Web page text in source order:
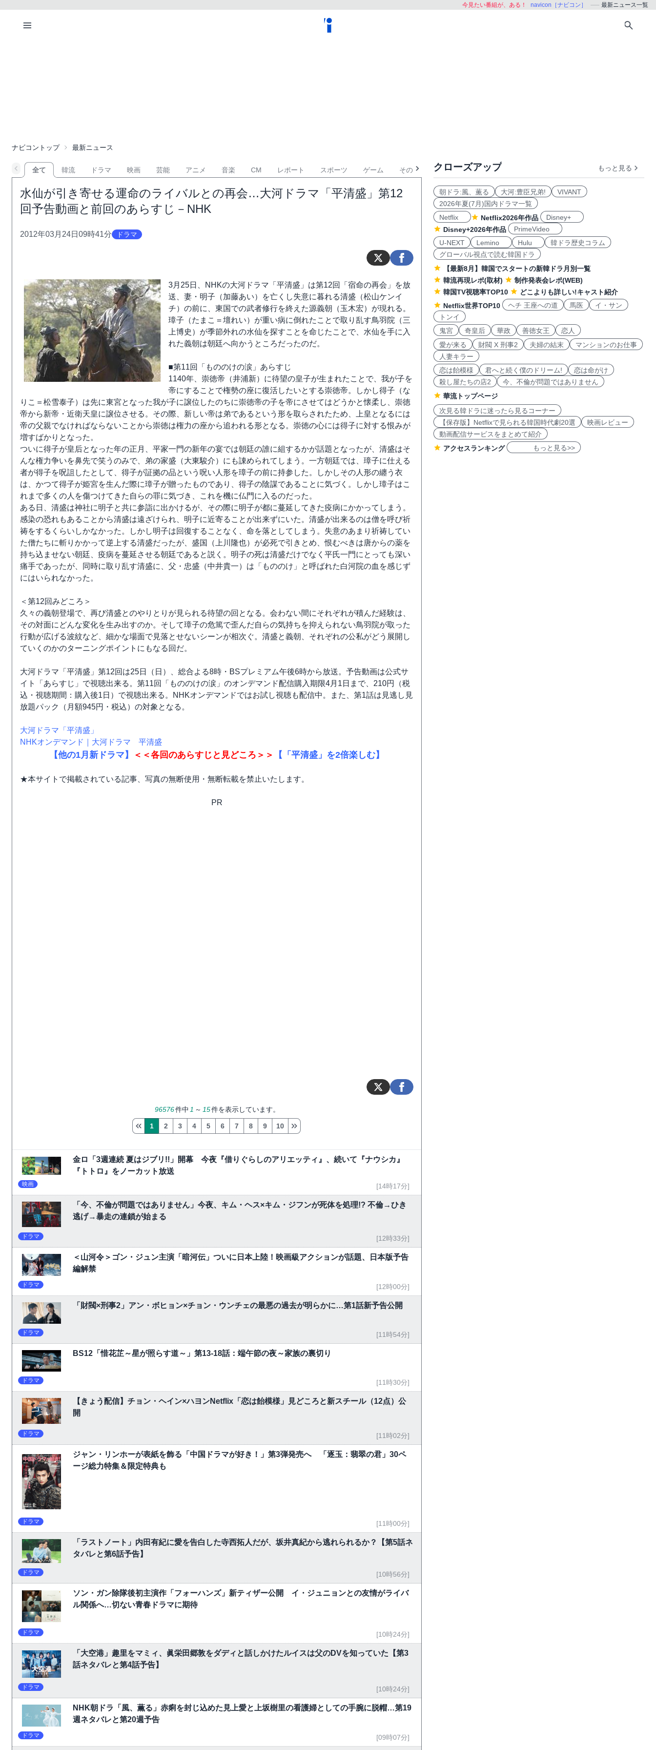
今見たい番組が、ある！ navicon［ナビコン］ 最新ニュース一覧
ナビコントップ 最新ニュース
全て 韓流 ドラマ 映画 芸能 アニメ 音楽 CM レポート スポーツ ゲーム その他
水仙が引き寄せる運命のライバルとの再会…大河ドラマ「平清盛」第12
回予告動画と前回のあらすじ－NHK
2012年03月24日09時41分 ドラマ
3月25日、NHKの大河ドラマ「平清盛」は第12回「宿命の再会」を放
送、妻・明子（加藤あい）を亡くし失意に暮れる清盛（松山ケンイ
チ）の前に、東国での武者修行を終えた源義朝（玉木宏）が現れる。
璋子（たまこ＝壇れい）が重い病に倒れたことで取り乱す鳥羽院（三
上博史）が季節外れの水仙を探すことを命じたことで、水仙を手に入
れた義朝は朝廷へ向かうところだったのだ。
■第11回「もののけの涙」あらすじ
1140年、崇徳帝（井浦新）に待望の皇子が生まれたことで、我が子を
帝にすることで権勢の座に復活したいとする崇徳帝。しかし得子（な
りこ＝松雪泰子）は先に東宮となった我が子に譲位したのちに崇徳帝の子を帝にさせてはどうかと懐柔し、崇徳
帝から新帝・近衛天皇に譲位させる。その際、新しい帝は弟であるという形を取らされたため、上皇となるには
帝の父親でなければならないことから崇徳は権力の座から追われる形となる。崇徳の心には得子に対する恨みが
増すばかりとなった。
ついに得子が皇后となった年の正月、平家一門の新年の宴では朝廷の誰に組するかが話題となったが、清盛はそ
んな権力争いを鼻先で笑うのみで、弟の家盛（大東駿介）にも諌められてしまう。一方朝廷では、璋子に仕える
者が得子を呪詛したとして、得子が証拠の品という呪い人形を璋子の前に持参した。しかしその人形の纏う衣
は、かつて得子が姫宮を生んだ際に璋子が贈ったものであり、得子の陰謀であることに気づく。しかし璋子はこ
れまで多くの人を傷つけてきた自らの罪に気づき、これを機に仏門に入るのだった。
ある日、清盛は神社に明子と共に参詣に出かけるが、その際に明子が都に蔓延してきた疫病にかかってしまう。
感染の恐れもあることから清盛は遠ざけられ、明子に近寄ることが出来ずにいた。清盛が出来るのは僧を呼び祈
祷をするくらいしかなかった。しかし明子は回復することなく、命を落としてしまう。失意のあまり祈祷してい
た僧たちに斬りかかって逆上する清盛だったが、盛国（上川隆也）が必死で引きとめ、恨むべきは唐からの薬を
持ち込ませない朝廷、疫病を蔓延させる朝廷であると説く。明子の死は清盛だけでなく平氏一門にとっても深い
痛手であったが、同時に取り乱す清盛に、父・忠盛（中井貴一）は「もののけ」と呼ばれた白河院の血を感じず
にはいられなかった。
＜第12回みどころ＞
久々の義朝登場で、再び清盛とのやりとりが見られる待望の回となる。会わない間にそれぞれが積んだ経験は、
その対面にどんな変化を生み出すのか。そして璋子の危篤で歪んだ自らの気持ちを抑えられない鳥羽院が取った
行動が広げる波紋など、細かな場面で見落とせないシーンが相次ぐ。清盛と義朝、それぞれの公私がどう展開し
ていくのかのターニングポイントにもなる回だ。
大河ドラマ「平清盛」第12回は25日（日）、総合よる8時・BSプレミアム午後6時から放送。予告動画は公式サ
イト「あらすじ」で視聴出来る。第11回「もののけの涙」のオンデマンド配信購入期限4月1日まで、210円（税
込・視聴期間：購入後1日）で視聴出来る。NHKオンデマンドではお試し視聴も配信中。また、第1話は見逃し見
放題パック（月額945円・税込）の対象となる。
大河ドラマ「平清盛」
NHKオンデマンド｜大河ドラマ 平清盛
【他の1月新ドラマ】 ＜＜各回のあらすじと見どころ＞＞ 【「平清盛」を2倍楽しむ】
★本サイトで掲載されている記事、写真の無断使用・無断転載を禁止いたします。
PR
96576件中 1 ～ 15件を表示しています。
1 2 3 4 5 6 7 8 9 10
金ロ「3週連続 夏はジブリ!!」開幕 今夜『借りぐらしのアリエッティ』、続いて『ナウシカ』
『トトロ』をノーカット放送
映画 [14時17分]
「今、不倫が問題ではありません」今夜、キム・ヘス×キム・ジフンが死体を処理!? 不倫→ひき
逃げ→暴走の連鎖が始まる
ドラマ [12時33分]
＜山河令＞ゴン・ジュン主演「暗河伝」ついに日本上陸！映画級アクションが話題、日本版予告
編解禁
ドラマ [12時00分]
「財閥×刑事2」アン・ボヒョン×チョン・ウンチェの最悪の過去が明らかに…第1話新予告公開
ドラマ [11時54分]
BS12「惜花芷～星が照らす道～」第13-18話：端午節の夜～家族の裏切り
ドラマ [11時30分]
【きょう配信】チョン・ヘイン×ハヨンNetflix「恋は飴模様」見どころと新スチール（12点）公
開
ドラマ [11時02分]
ジャン・リンホーが表紙を飾る「中国ドラマが好き！」第3弾発売へ 「逐玉：翡翠の君」30ペ
ージ総力特集＆限定特典も
ドラマ [11時00分]
「ラストノート」内田有紀に愛を告白した寺西拓人だが、坂井真紀から逃れられるか？【第5話ネ
タバレと第6話予告】
ドラマ [10時56分]
ソン・ガン除隊後初主演作「フォーハンズ」新ティザー公開 イ・ジュニョンとの友情がライバ
ル関係へ…切ない青春ドラマに期待
ドラマ [10時24分]
「大空港」趣里をマミィ、眞栄田郷敦をダディと話しかけたルイスは父のDVを知っていた【第3
話ネタバレと第4話予告】
ドラマ [10時24分]
NHK朝ドラ「風、薫る」赤痢を封じ込めた見上愛と上坂樹里の看護婦としての手腕に脱帽…第19
週ネタバレと第20週予告
ドラマ [09時07分]
クローズアップ もっと見る
朝ドラ:風、薫る 大河:豊臣兄弟!
VIVANT
2026年夏(7月)国内ドラマ一覧
Netflix
Netflix2026年作品
Disney+
Disney+2026年作品
PrimeVideo
U-NEXT
Lemino Hulu
韓ドラ歴史コラム
グローバル視点で読む韓国ドラ
【最新8月】韓国でスタートの新韓ドラ月別一覧
韓流再現レポ(取材)
制作発表会レポ(WEB)
韓国TV視聴率TOP10
どこよりも詳しい!キャスト紹介
Netflix世界TOP10
ヘチ 王座への道 馬医
イ・サン
トンイ
鬼宮
奇皇后 華政 善徳女王
恋人
愛が来る
財閥 X 刑事2 夫婦の結末
マンションのお仕事
人妻キラー
恋は飴模様
君へと続く僕のドリーム!
恋は命がけ
殺し屋たちの店2
今、不倫が問題ではありません
華流トップページ
次見る韓ドラに迷ったら見るコーナー
【保存版】Netflixで見られる韓国時代劇20選
映画レビュー
動画配信サービスをまとめて紹介
アクセスランキング
もっと見る>>